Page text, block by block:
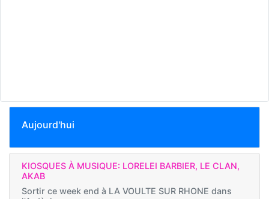
Aujourd'hui
KIOSQUES À MUSIQUE: LORELEI BARBIER, LE CLAN,
AKAB
Sortir ce week end à LA VOULTE SUR RHONE dans